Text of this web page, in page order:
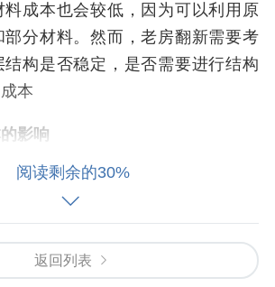
成本也会较低，因为可以利用原
分材料。然而，老房翻新需要考
结构是否稳定，是否需要进行结构
本
影响
成本有着很大影响，应根据项目具
的材料。如使用环保材料，减少对
阅读剩余的30%
返回列表